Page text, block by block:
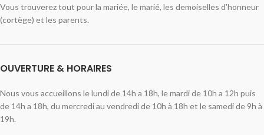
Vous trouverez tout pour la mariée, le marié, les demoiselles d’honneur
(cortège) et les parents.
OUVERTURE & HORAIRES
Nous vous accueillons le lundi de 14h a 18h, le mardi de 10h a 12h puis
de 14h a 18h, du mercredi au vendredi de 10h à 18h et le samedi de 9h à
19h.